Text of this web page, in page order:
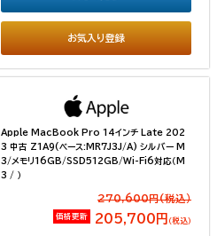
お気入り登録
Apple MacBook Pro 14インチ Late 202
3 中古 Z1A9(ベース:MR7J3J/A) シルバー M
3/メモリ16GB/SSD512GB/Wi-Fi6対応（M
3 / ）
270,600円(税込）
価格更新 205,700円 （税込）